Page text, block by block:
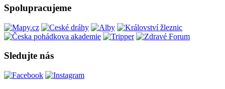
Spolupracujeme
Sledujte nás